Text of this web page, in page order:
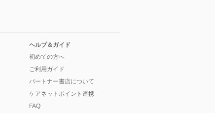
ヘルプ＆ガイド
初めての方へ
ご利用ガイド
パートナー書店について
ケアネットポイント連携
FAQ